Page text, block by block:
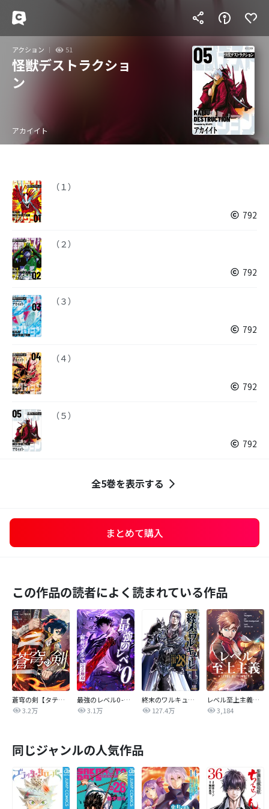
アクション 51
怪獣デストラクショ
ン
アカイイト
（１）
792
（２）
792
（３）
792
（４）
792
（５）
792
全5巻を表示する
まとめて購入
この作品の読者によく読まれている作品
蒼穹の剣【タテヨミ】
3.2万
最強のレベル0 -解析スキルで完全無双-【タテヨミ】
3.1万
終末のワルキューレ
127.4万
レベル至上主義【タテヨミ】
3,184
同じジャンルの人気作品